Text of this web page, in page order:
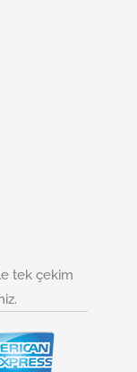
tek çekim